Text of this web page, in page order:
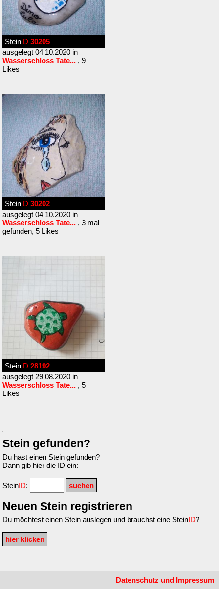
SteinID 30205
ausgelegt 04.10.2020 in
Wasserschloss Tate... , 9
Likes
SteinID 30202
ausgelegt 04.10.2020 in
Wasserschloss Tate... , 3 mal
gefunden, 5 Likes
SteinID 28192
ausgelegt 29.08.2020 in
Wasserschloss Tate... , 5
Likes
Stein gefunden?
Du hast einen Stein gefunden?
Dann gib hier die ID ein:
SteinID:
Neuen Stein registrieren
Du möchtest einen Stein auslegen und brauchst eine SteinID?
hier klicken
Datenschutz und Impressum